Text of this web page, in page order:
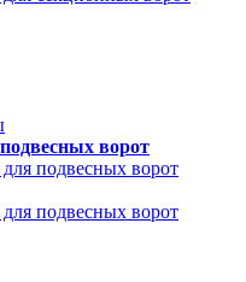
ворот
подвесных ворот
подвесных ворот